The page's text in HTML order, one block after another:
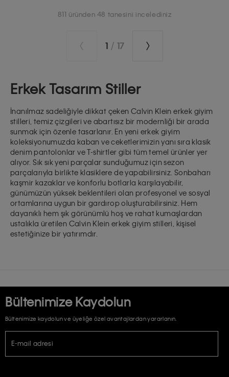
811 üründen 48 tanesini incelediniz
1 / 17
Erkek Tasarım Stiller
İnanılmaz sadeliğiyle dikkat çeken Calvin Klein erkek giyim
stilleri , temiz çizgileri ve abartısız bir modernliği bir arada
sunmak için özenle tasarlanır. En yeni erkek giyim
koleksiyonumuzda kaban ve ceketlerimizinyanı sıra klasik
denim pantolonlar ve T-shirtler gibi tüm temel ürünler yer
alıyor. Sık sık yeni parçalar sunduğumuz için sezon
parçalarıyla birlikte klasiklere de yapabilirsiniz. Sonbaharı
kaşmir kazaklarve konforlu botlarla karşılayabilir,
günümüzün yüksek beklentileri olan profesyonel ve sosyal
ortamlarına uygun bir gardırop oluşturabilirsiniz. Hem
dayanıklı hem şık görünümlü hoş ve rahat kumaşlardan
ustalıkla üretilen Calvin Klein erkek giyim stilleri , kişisel
estetiğinize bir yatırımdır.
Bültenimize Kaydolun
Bültenimize kaydolun ve üyeliğe özel avantajlardan yararlanın.
E-mail adresi